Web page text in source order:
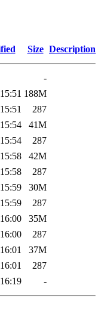
Size Description
-
188M
287
41M
287
42M
287
30M
287
35M
287
37M
287
-